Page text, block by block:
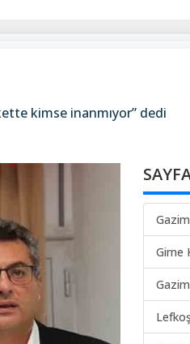
kimse inanmıyor” dedi
Girne